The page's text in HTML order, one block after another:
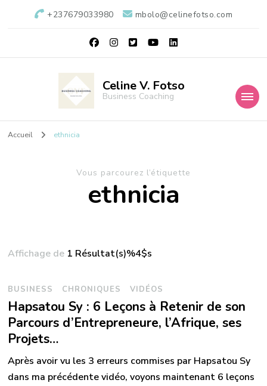
+237679033980 mbolo@celinefotso.com
Celine V. Fotso
Business Coaching
Accueil ethnicia
Vous parcourez l’étiquette
ethnicia
Affichage de 1 Résultat(s)%4$s
BUSINESS CHRONIQUES VIDÉOS
Hapsatou Sy : 6 Leçons à Retenir de son
Parcours d’Entrepreneure, l’Afrique, ses
Projets…
Après avoir vu les 3 erreurs commises par Hapsatou Sy
dans ma précédente vidéo, voyons maintenant 6 leçons